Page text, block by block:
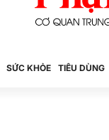
SỨC KHỎE TIÊU DÙNG